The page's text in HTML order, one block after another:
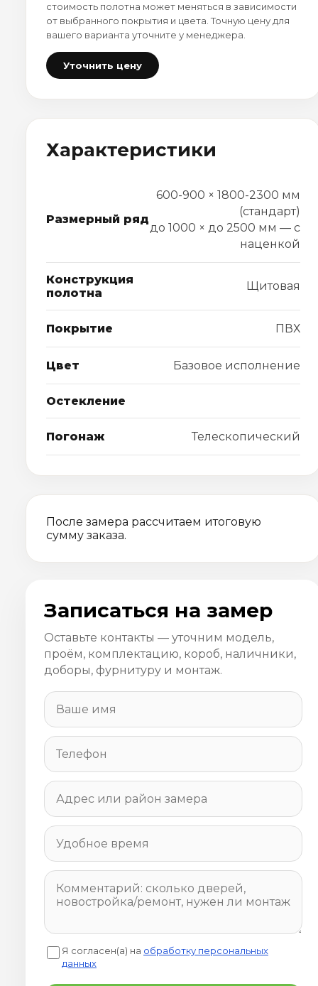
стоимость полотна может меняться в зависимости
от выбранного покрытия и цвета. Точную цену для
вашего варианта уточните у менеджера.
Уточнить цену
Характеристики
Размерный ряд
600-900 × 1800-2300 мм
(стандарт)
до 1000 × до 2500 мм — с
наценкой
Конструкция
полотна
Щитовая
Покрытие ПВХ
Цвет Базовое исполнение
Остекление
Погонаж Телескопический
После замера рассчитаем итоговую
сумму заказа.
Записаться на замер
Оставьте контакты — уточним модель,
проём, комплектацию, короб, наличники,
доборы, фурнитуру и монтаж.
Я согласен(а) на обработку персональных
данных